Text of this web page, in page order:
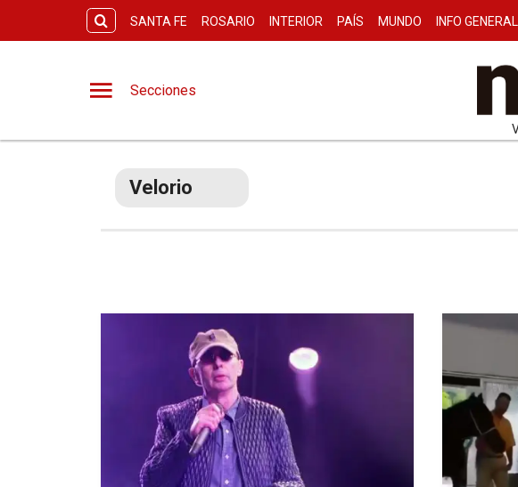
SANTA FE ROSARIO INTERIOR PAÍS MUNDO INFO GENERAL
Secciones
Velorio